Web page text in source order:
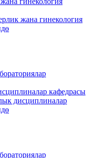
жана гинекология
кафедрасы
дисциплиналар